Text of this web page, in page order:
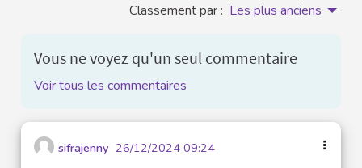
Classement par : Les plus anciens
Vous ne voyez qu'un seul commentaire
Voir tous les commentaires
sifrajenny 26/12/2024 09:24